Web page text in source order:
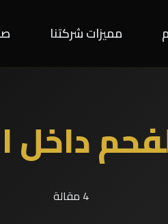
مميزات شركتنا
داخل
4 مقالة